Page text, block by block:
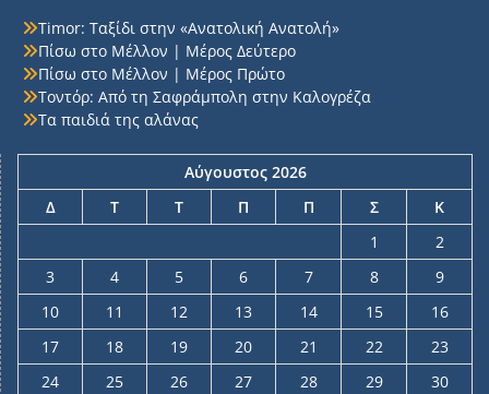
Timor: Ταξίδι στην «Ανατολική Ανατολή»
Πίσω στο Μέλλον | Μέρος Δεύτερο
Πίσω στο Μέλλον | Μέρος Πρώτο
Τοντόρ: Από τη Σαφράμπολη στην Καλογρέζα
Τα παιδιά της αλάνας
Αύγουστος 2026
Δ
Τ Τ Π Π Σ
Κ
1
2
3
4 5 6 7 8
9
10
11 12 13 14 15
16
17
18 19 20 21 22
23
24
25 26 27 28 29
30